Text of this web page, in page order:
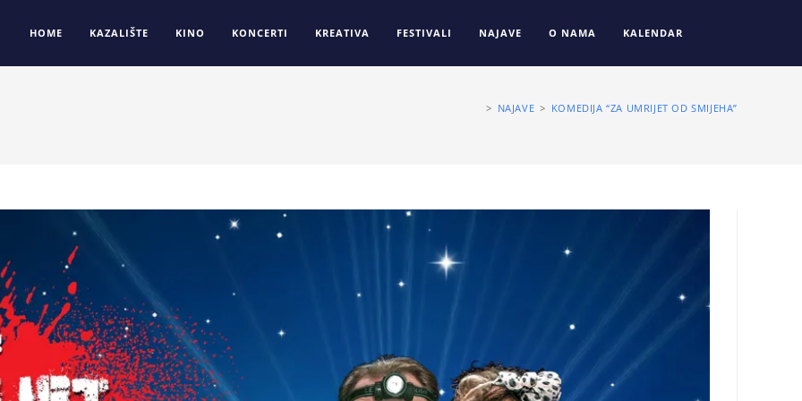
HOME KAZALIŠTE KINO KONCERTI KREATIVA FESTIVALI NAJAVE O NAMA KALENDAR
> NAJAVE > KOMEDIJA “ZA UMRIJET OD SMIJEHA”